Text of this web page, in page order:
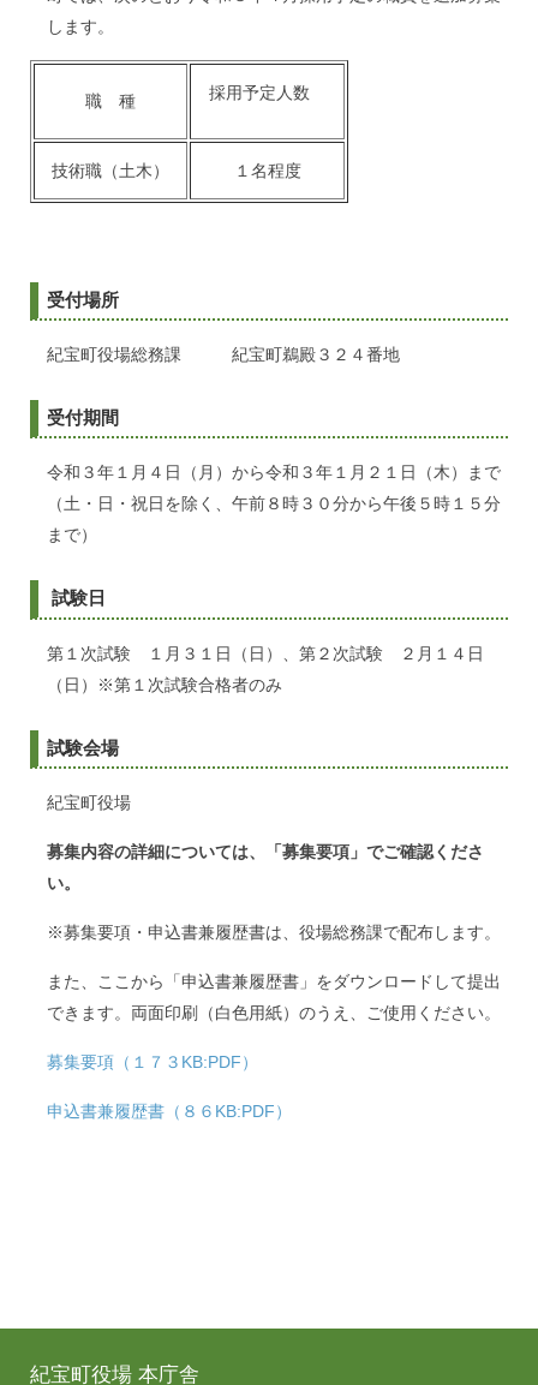
します。
職 種 採用予定人数
技術職（土木） １名程度
受付場所
紀宝町役場総務課 紀宝町鵜殿３２４番地
受付期間
令和３年１月４日（月）から令和３年１月２１日（木）まで
（土・日・祝日を除く、午前８時３０分から午後５時１５分
まで）
試験日
第１次試験 １月３１日（日）、第２次試験 ２月１４日
（日）※第１次試験合格者のみ
試験会場
紀宝町役場
募集内容の詳細については、「募集要項」でご確認くださ
い。
※募集要項・申込書兼履歴書は、役場総務課で配布します。
また、ここから「申込書兼履歴書」をダウンロードして提出
できます。両面印刷（白色用紙）のうえ、ご使用ください。
募集要項（１７３KB:PDF）
申込書兼履歴書（８６KB:PDF）
紀宝町役場 本庁舎